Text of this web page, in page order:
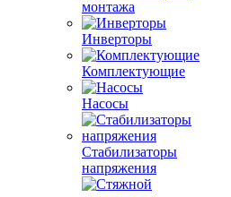
монтажа
Инверторы
Комплектующие
Насосы
Стабилизаторы
напряжения